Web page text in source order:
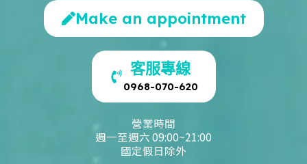
Make an appointment
客服專線
0968-070-620
營業時間
週一至週六 09:00~21:00
國定假日除外